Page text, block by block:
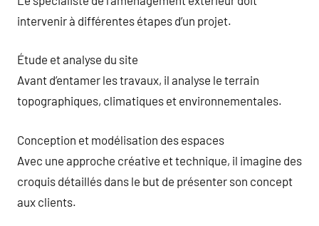
intervenir à différentes étapes d’un projet.
Étude et analyse du site
Avant d’entamer les travaux, il analyse le terrain
topographiques, climatiques et environnementales.
Conception et modélisation des espaces
Avec une approche créative et technique, il imagine des
croquis détaillés dans le but de présenter son concept
aux clients.